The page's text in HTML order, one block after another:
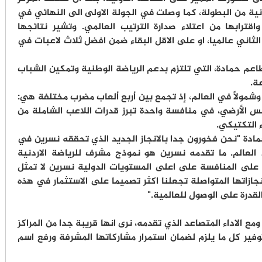
من البطولة، كما وصلت في الجولة الاولى الى النهائي في
من اعتلاء صدارة الترتيب العالمي. وتشير نتائجها
عالميا، او على الاقل البقاء ضمن افضل ثلاث لاعبات في
حمادة، التي تلتزم بدعم الرياضة الوطنية وتمكين الشباب
وشمولًا في العالم، إذ تجمع بين أربع ألعاب مضرب مختلفة هي:
الأرضي، في منافسة واحدة تبرز قدرات اللاعب الشاملة من
التكتيكي.
"نحن فخورون جدا بالانجاز الجديد الذي تحققه نسرين في
ما تقدمه نسرين هو نموذج مشرف للرياضة الاردنية
المنافسة على اعلى المستويات الدولية نسرين لا تمثل
المتواصلة تجعلنا اكثر تصميما على الاستثمار في هذه
على الوصول للعالمية."
الاداء المتصاعد الذي تقدمه، نرى انها قريبة جدا من المراكز
كل ما يلزم لضمان استمرار مشاركاتها المشرفة ورفع اسم